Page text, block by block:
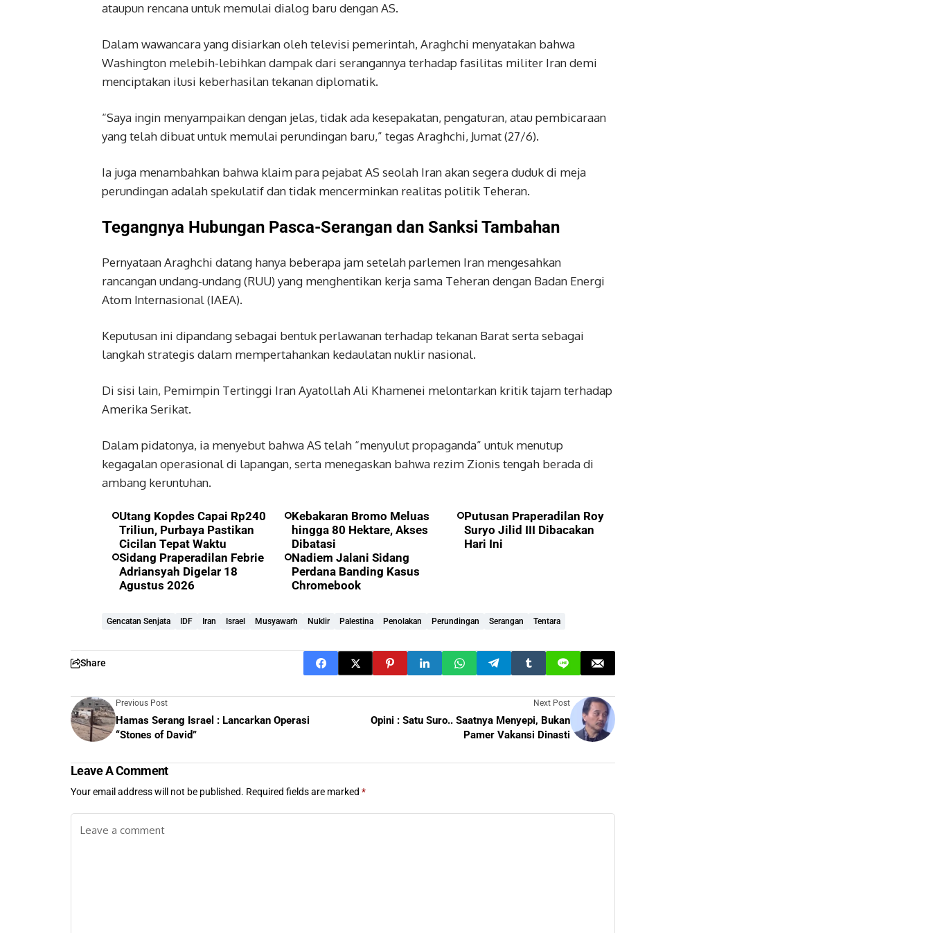
ataupun rencana untuk memulai dialog baru dengan AS.
Dalam wawancara yang disiarkan oleh televisi pemerintah, Araghchi menyatakan bahwa
Washington melebih-lebihkan dampak dari serangannya terhadap fasilitas militer Iran demi
menciptakan ilusi keberhasilan tekanan diplomatik.
“Saya ingin menyampaikan dengan jelas, tidak ada kesepakatan, pengaturan, atau pembicaraan
yang telah dibuat untuk memulai perundingan baru,” tegas Araghchi, Jumat (27/6).
Ia juga menambahkan bahwa klaim para pejabat AS seolah Iran akan segera duduk di meja
perundingan adalah spekulatif dan tidak mencerminkan realitas politik Teheran.
Tegangnya Hubungan Pasca-Serangan dan Sanksi Tambahan
Pernyataan Araghchi datang hanya beberapa jam setelah parlemen Iran mengesahkan
rancangan undang-undang (RUU) yang menghentikan kerja sama Teheran dengan Badan Energi
Atom Internasional (IAEA).
Keputusan ini dipandang sebagai bentuk perlawanan terhadap tekanan Barat serta sebagai
langkah strategis dalam mempertahankan kedaulatan nuklir nasional.
Di sisi lain, Pemimpin Tertinggi Iran Ayatollah Ali Khamenei melontarkan kritik tajam terhadap
Amerika Serikat.
Dalam pidatonya, ia menyebut bahwa AS telah “menyulut propaganda” untuk menutup
kegagalan operasional di lapangan, serta menegaskan bahwa rezim Zionis tengah berada di
ambang keruntuhan.
Utang Kopdes Capai Rp240
Triliun, Purbaya Pastikan
Cicilan Tepat Waktu
Kebakaran Bromo Meluas
hingga 80 Hektare, Akses
Dibatasi
Putusan Praperadilan Roy
Suryo Jilid III Dibacakan
Hari Ini
Sidang Praperadilan Febrie
Adriansyah Digelar 18
Agustus 2026
Nadiem Jalani Sidang
Perdana Banding Kasus
Chromebook
Gencatan Senjata IDF Iran Israel Musyawarh Nuklir Palestina Penolakan Perundingan Serangan Tentara
Share
Previous Post
Hamas Serang Israel : Lancarkan Operasi
“Stones of David”
Next Post
Opini : Satu Suro.. Saatnya Menyepi, Bukan
Pamer Vakansi Dinasti
Leave A Comment
Your email address will not be published. Required fields are marked *